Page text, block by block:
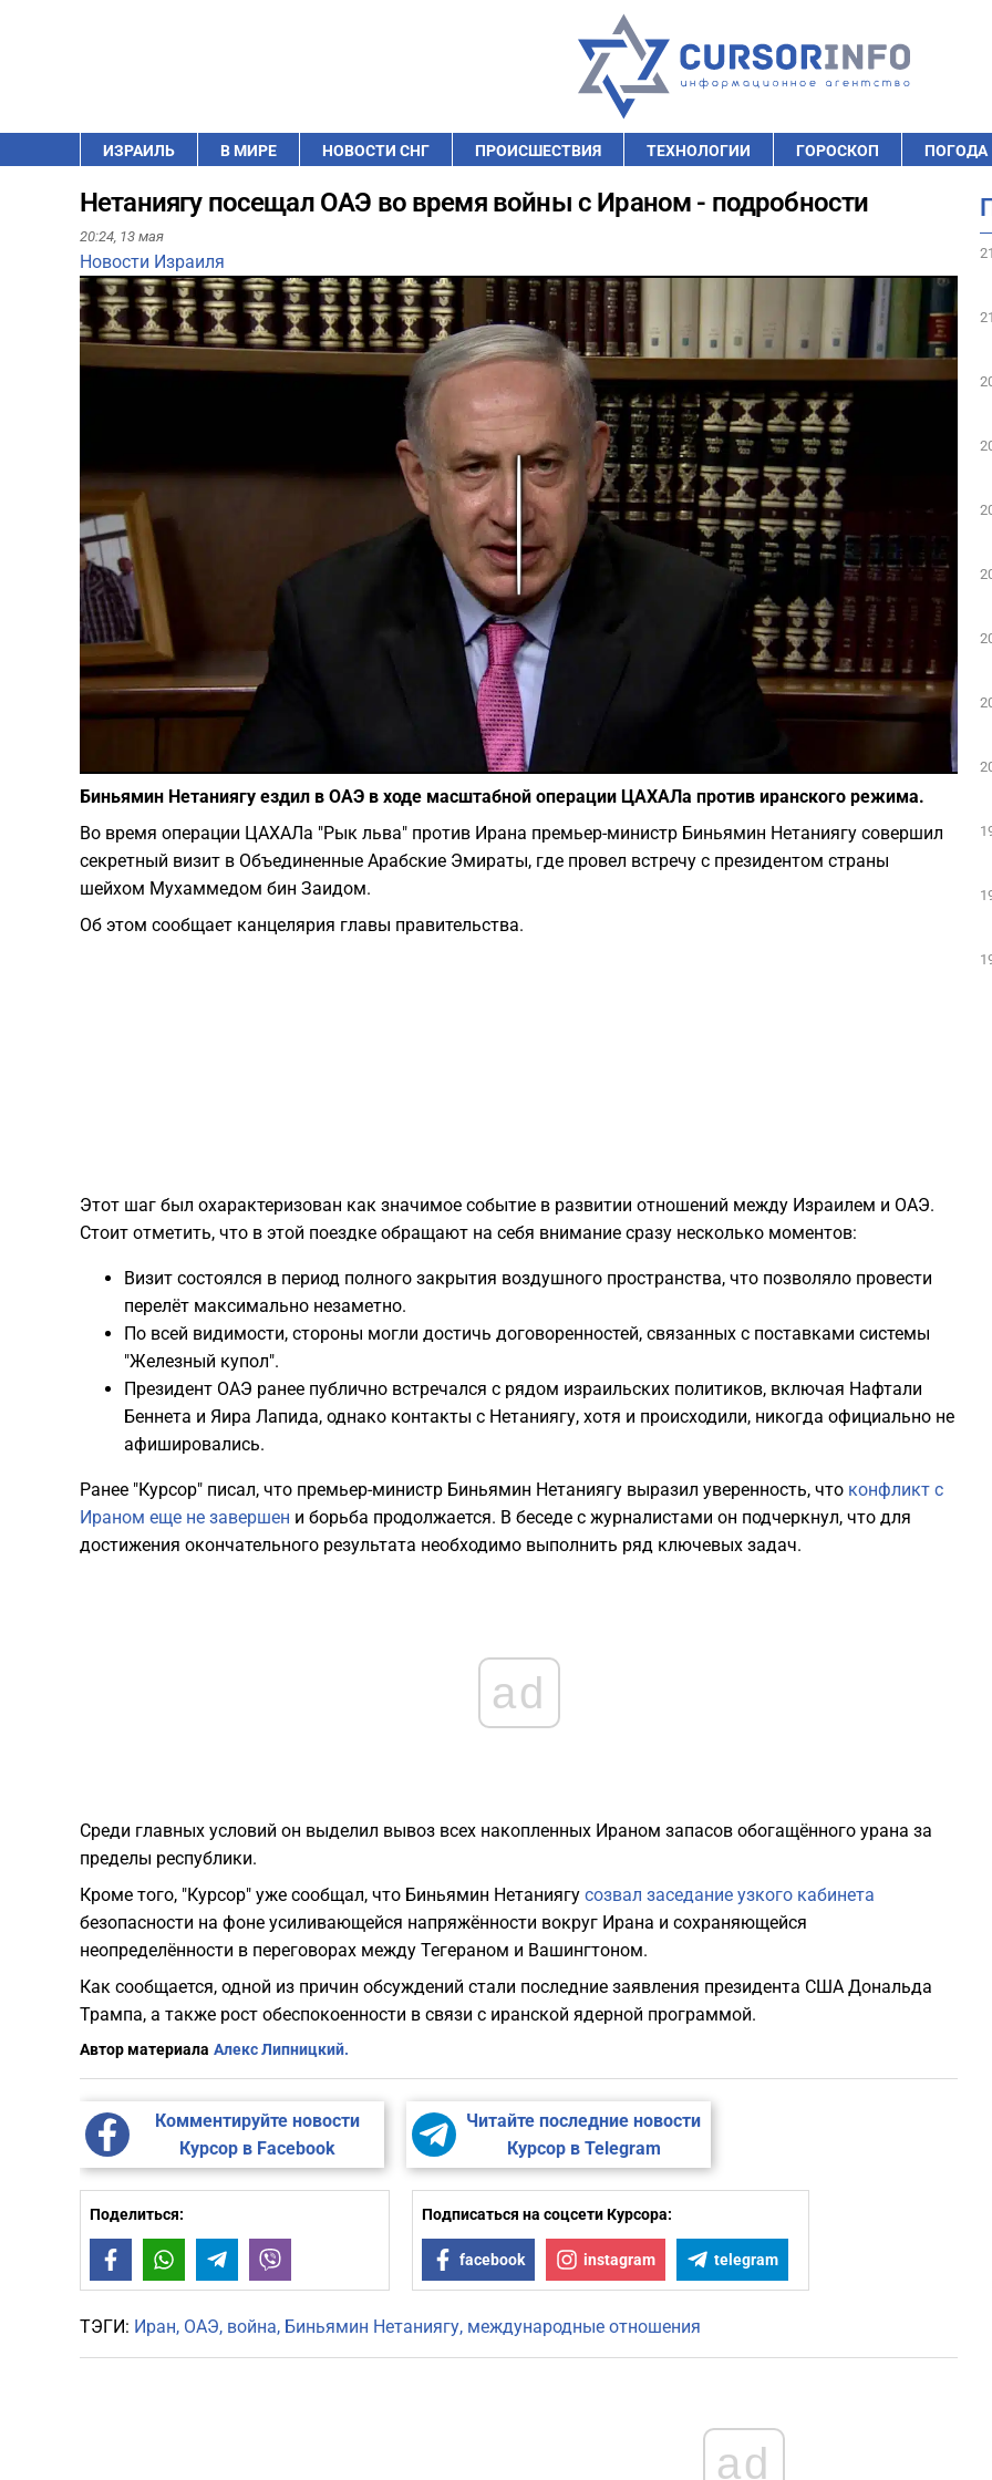
ИЗРАИЛЬ В МИРЕ НОВОСТИ СНГ ПРОИСШЕСТВИЯ ТЕХНОЛОГИИ ГОРОСКОП ПОГОДА
Нетаниягу посещал ОАЭ во время войны с Ираном - подробности
20:24, 13 мая
Новости Израиля
Play
Биньямин Нетаниягу ездил в ОАЭ в ходе масштабной операции ЦАХАЛа против иранского режима.
Во время операции ЦАХАЛа "Рык льва" против Ирана премьер-министр Биньямин Нетаниягу совершил
секретный визит в Объединенные Арабские Эмираты, где провел встречу с президентом страны
шейхом Мухаммедом бин Заидом.
Об этом сообщает канцелярия главы правительства.
Этот шаг был охарактеризован как значимое событие в развитии отношений между Израилем и ОАЭ.
Стоит отметить, что в этой поездке обращают на себя внимание сразу несколько моментов:
Визит состоялся в период полного закрытия воздушного пространства, что позволяло провести
перелёт максимально незаметно.
По всей видимости, стороны могли достичь договоренностей, связанных с поставками системы
"Железный купол".
Президент ОАЭ ранее публично встречался с рядом израильских политиков, включая Нафтали
Беннета и Яира Лапида, однако контакты с Нетаниягу, хотя и происходили, никогда официально не
афишировались.
Ранее "Курсор" писал, что премьер-министр Биньямин Нетаниягу выразил уверенность, что конфликт с
Ираном еще не завершен и борьба продолжается. В беседе с журналистами он подчеркнул, что для
достижения окончательного результата необходимо выполнить ряд ключевых задач.
ad
Среди главных условий он выделил вывоз всех накопленных Ираном запасов обогащённого урана за
пределы республики.
Кроме того, "Курсор" уже сообщал, что Биньямин Нетаниягу созвал заседание узкого кабинета
безопасности на фоне усиливающейся напряжённости вокруг Ирана и сохраняющейся
неопределённости в переговорах между Тегераном и Вашингтоном.
Как сообщается, одной из причин обсуждений стали последние заявления президента США Дональда
Трампа, а также рост обеспокоенности в связи с иранской ядерной программой.
Автор материала Алекс Липницкий.
Комментируйте новости
Курсор в Facebook
Читайте последние новости
Курсор в Telegram
Поделиться:
FacebookWhatsAppTelegram
Подписаться на соцсети Курсора:
facebook instagram telegram
ТЭГИ: Иран ОАЭ война Биньямин Нетаниягу международные отношения
ad